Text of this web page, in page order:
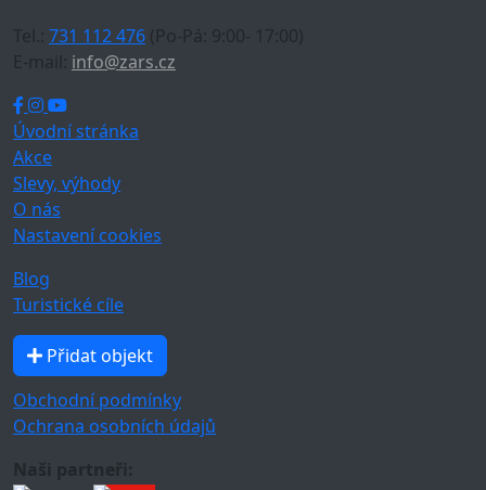
Tel.: 731 112 476 (Po-Pá: 9:00- 17:00)
E-mail: info@zars.cz
Úvodní stránka
Akce
Slevy, výhody
O nás
Nastavení cookies
Blog
Turistické cíle
Přidat objekt
Obchodní podmínky
Ochrana osobních údajů
Naši partneři: